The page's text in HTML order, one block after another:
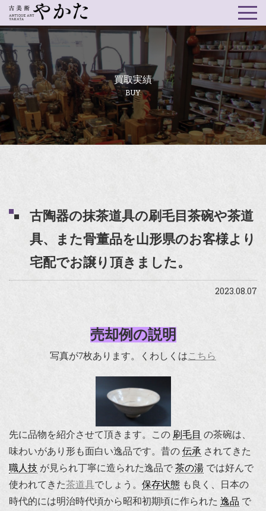
買取実績
BUY
古陶器の抹茶道具の刷毛目茶碗や茶道
具、また骨董品を山形県のお客様より
宅配でお譲り頂きました。
2023.08.07
売却例の説明
写真が7枚あります。くわしくはこちら
先に品物を紹介させて頂きます。この 刷毛目 の茶碗は、
味わいがあり形も面白い逸品です。昔の 伝承 されてきた
職人技 が見られ丁寧に造られた逸品で 茶の湯 では好んで
使われてきた茶道具でしょう。 保存状態 も良く、日本の
時代的には明治時代頃から昭和初期頃に作られた 逸品 で